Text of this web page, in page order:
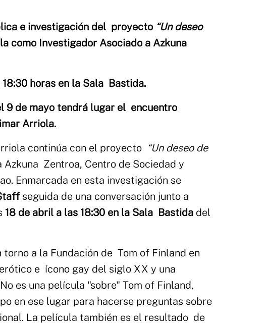
e investigación del proyecto “Un deseo
como Investigador Asociado a Azkuna
horas en la Sala Bastida.
9 de mayo tendrá lugar el encuentro
Arriola.
continúa con el proyecto “Un deseo de
Zentroa, Centro de Sociedad y
Enmarcada en esta investigación se
seguida de una conversación junto a
18 de abril a las 18:30 en la Sala Bastida del
torno a la Fundación de Tom of Finland en
e ícono gay del siglo XX y una
es una película "sobre" Tom of Finland,
en ese lugar para hacerse preguntas sobre
La película también es el resultado de